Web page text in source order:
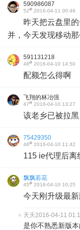
590986087
52# 2016-04-11 00:46
昨天把云盘里
并，今天发现移动
591131218
48# 2016-04-10 14:50
配额怎么得啊
飞翔的林冶强
47# 2016-04-10 13:27
该老乡已被拉
75429350
46# 2016-04-10 11:42
115 ie代理后离
飘飘若花
45# 2016-04-10 10:25
今天刚升级最
天天2016-04-11
是你不熟悉新版